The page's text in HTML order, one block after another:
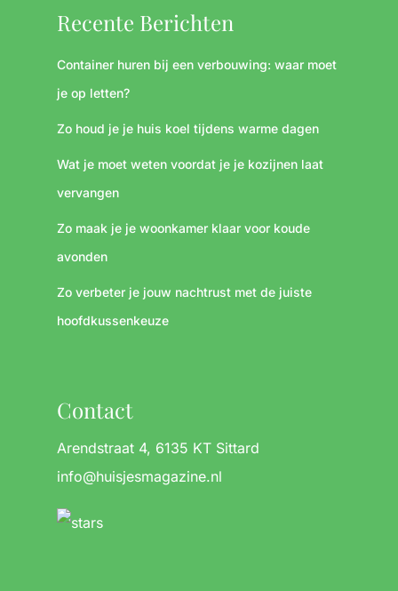
Recente Berichten
Container huren bij een verbouwing: waar moet
je op letten?
Zo houd je je huis koel tijdens warme dagen
Wat je moet weten voordat je je kozijnen laat
vervangen
Zo maak je je woonkamer klaar voor koude
avonden
Zo verbeter je jouw nachtrust met de juiste
hoofdkussenkeuze
Contact
Arendstraat 4, 6135 KT Sittard
info@huisjesmagazine.nl